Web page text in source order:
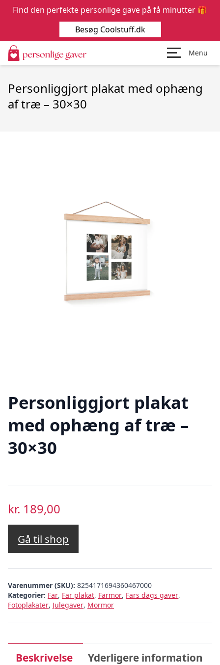
Menu
Personliggjort plakat med ophæng
af træ – 30×30
Personliggjort plakat
med ophæng af træ –
30×30
kr. 189,00
Gå til shop
Varenummer (SKU): 8254171694360467000
Kategorier: Far, Far plakat, Farmor, Fars dags gaver,
Fotoplakater, Julegaver, Mormor
Beskrivelse Yderligere information
Find den perfekte personlige gave på få minutter 🎁
Besøg Coolstuff.dk